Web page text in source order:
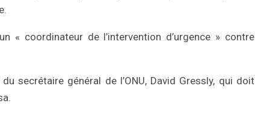
« coordinateur de l’intervention d’urgence » contre
secrétaire général de l’ONU, David Gressly, qui doit